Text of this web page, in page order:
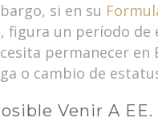
si en su
figura un período
permanecer
o cambio de
Venir A